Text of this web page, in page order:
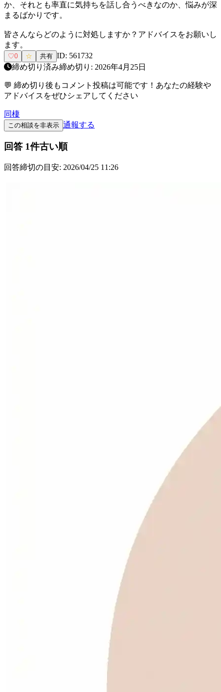
か、それとも率直に気持ちを話し合うべきなのか、悩みが深
まるばかりです。
皆さんならどのように対処しますか？アドバイスをお願いし
ます。
♡0 ☆ 共有 ID: 561732
締め切り済み締め切り: 2026年4月25日
💬 締め切り後もコメント投稿は可能です！あなたの経験や
アドバイスをぜひシェアしてください
同棲
この相談を非表示 通報する
回答 1件古い順
回答締切の目安: 2026/04/25 11:26